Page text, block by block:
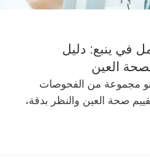
في ينبع: دليل
العين
مجموعة من الفحوصات
صحة العين والنظر بدقة،